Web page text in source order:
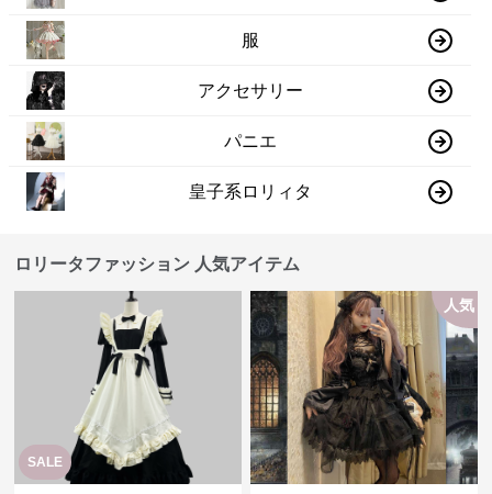
服
アクセサリー
パニエ
皇子系ロリィタ
ロリータファッション 人気アイテム
SALE
人気